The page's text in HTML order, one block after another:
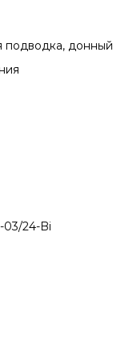
подводка, донный
03/24-Bi